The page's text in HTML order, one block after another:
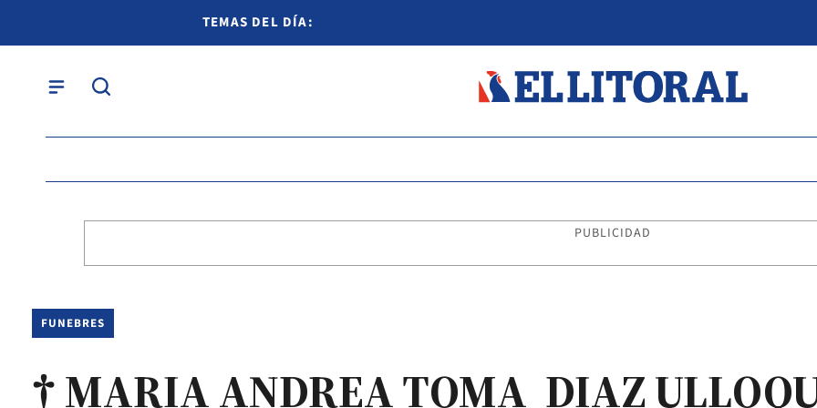
TEMAS DEL DÍA:
PUBLICIDAD
FUNEBRES
† MARIA ANDREA TOMA DIAZ